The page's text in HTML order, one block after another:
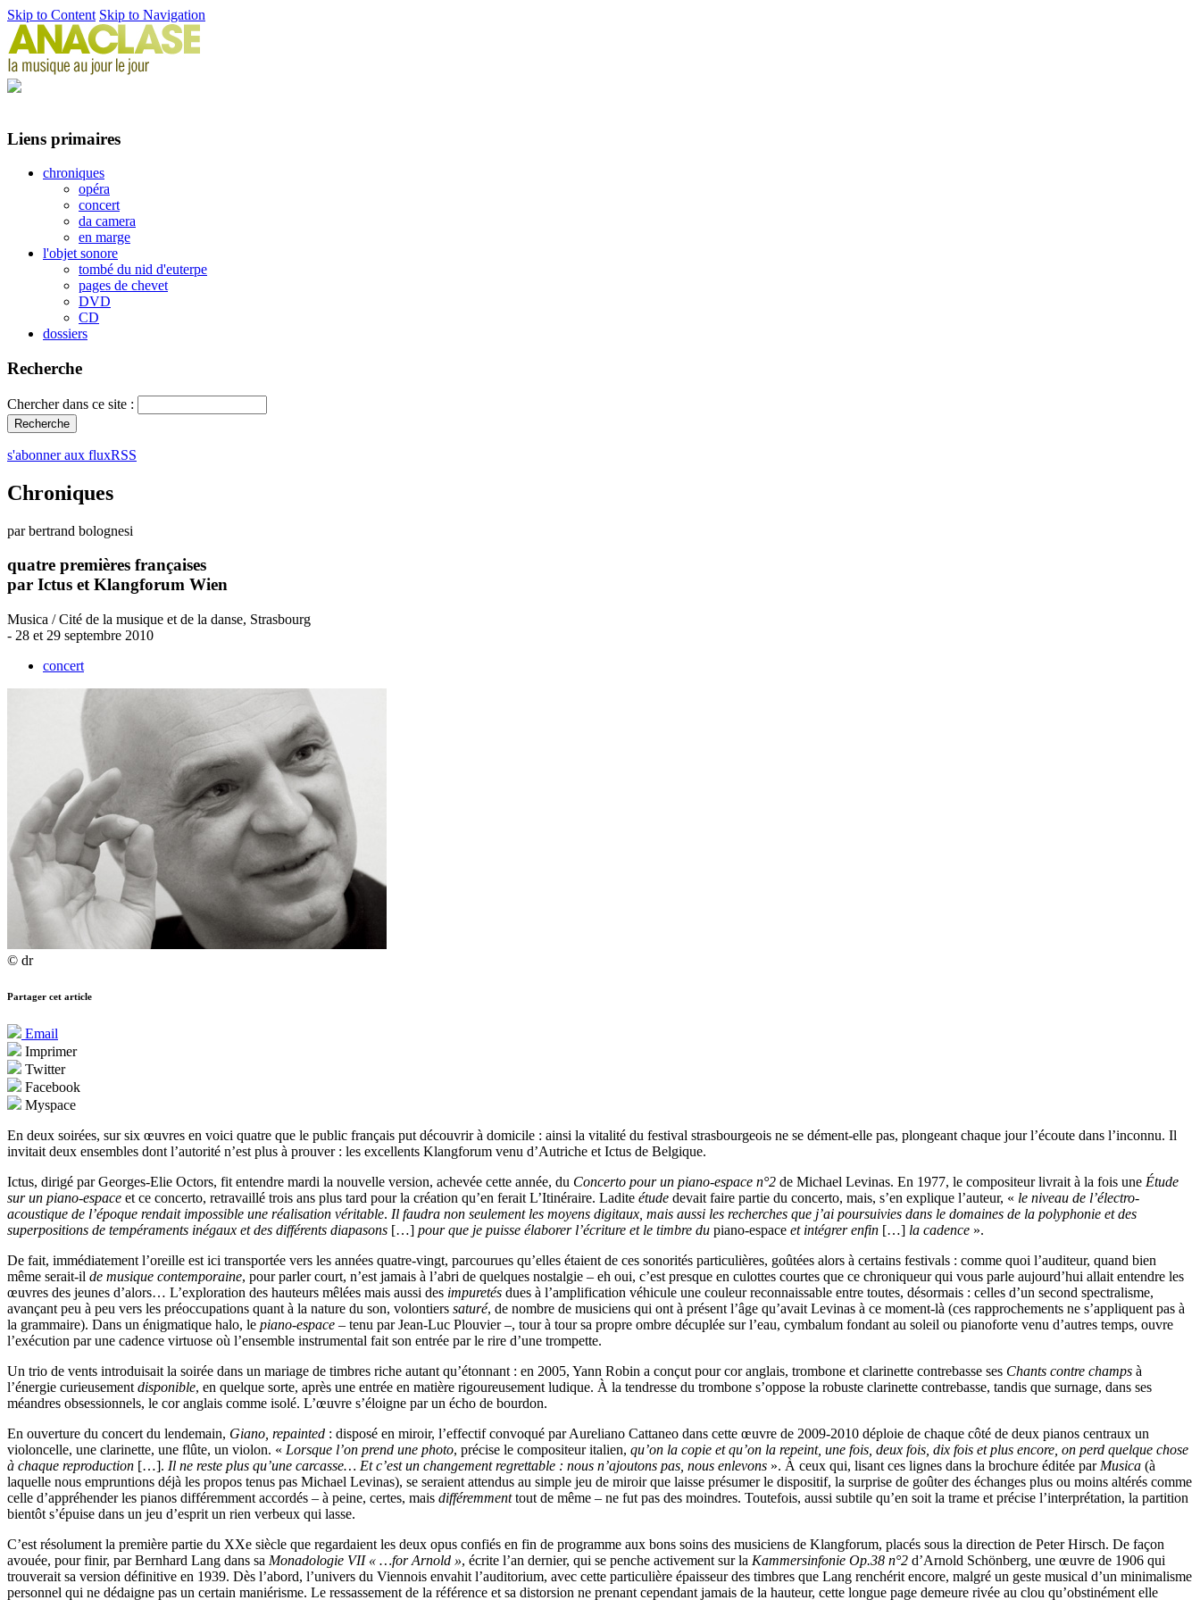
Skip to Content Skip to Navigation
Liens primaires
chroniques
opéra
concert
da camera
en marge
l'objet sonore
tombé du nid d'euterpe
pages de chevet
DVD
CD
dossiers
Recherche
Chercher dans ce site :
s'abonner aux fluxRSS
Chroniques
par bertrand bolognesi
quatre premières françaises
par Ictus et Klangforum Wien
Musica / Cité de la musique et de la danse, Strasbourg
- 28 et 29 septembre 2010
concert
© dr
Partager cet article
Email
Imprimer
Twitter
Facebook
Myspace
En deux soirées, sur six œuvres en voici quatre que le public français put découvrir à domicile : ainsi la vitalité du festival strasbourgeois ne se dément-elle pas, plongeant chaque jour l’écoute dans l’inconnu. Il
invitait deux ensembles dont l’autorité n’est plus à prouver : les excellents Klangforum venu d’Autriche et Ictus de Belgique.
Ictus, dirigé par Georges-Elie Octors, fit entendre mardi la nouvelle version, achevée cette année, du Concerto pour un piano-espace n°2 de Michael Levinas. En 1977, le compositeur livrait à la fois une Étude
sur un piano-espace et ce concerto, retravaillé trois ans plus tard pour la création qu’en ferait L’Itinéraire. Ladite étude devait faire partie du concerto, mais, s’en explique l’auteur, « le niveau de l’électro-
acoustique de l’époque rendait impossible une réalisation véritable. Il faudra non seulement les moyens digitaux, mais aussi les recherches que j’ai poursuivies dans le domaines de la polyphonie et des
superpositions de tempéraments inégaux et des différents diapasons […] pour que je puisse élaborer l’écriture et le timbre du piano-espace et intégrer enfin […] la cadence ».
De fait, immédiatement l’oreille est ici transportée vers les années quatre-vingt, parcourues qu’elles étaient de ces sonorités particulières, goûtées alors à certains festivals : comme quoi l’auditeur, quand bien
même serait-il de musique contemporaine, pour parler court, n’est jamais à l’abri de quelques nostalgie – eh oui, c’est presque en culottes courtes que ce chroniqueur qui vous parle aujourd’hui allait entendre les
œuvres des jeunes d’alors… L’exploration des hauteurs mêlées mais aussi des impuretés dues à l’amplification véhicule une couleur reconnaissable entre toutes, désormais : celles d’un second spectralisme,
avançant peu à peu vers les préoccupations quant à la nature du son, volontiers saturé, de nombre de musiciens qui ont à présent l’âge qu’avait Levinas à ce moment-là (ces rapprochements ne s’appliquent pas à
la grammaire). Dans un énigmatique halo, le piano-espace – tenu par Jean-Luc Plouvier –, tour à tour sa propre ombre décuplée sur l’eau, cymbalum fondant au soleil ou pianoforte venu d’autres temps, ouvre
l’exécution par une cadence virtuose où l’ensemble instrumental fait son entrée par le rire d’une trompette.
Un trio de vents introduisait la soirée dans un mariage de timbres riche autant qu’étonnant : en 2005, Yann Robin a conçut pour cor anglais, trombone et clarinette contrebasse ses Chants contre champs à
l’énergie curieusement disponible, en quelque sorte, après une entrée en matière rigoureusement ludique. À la tendresse du trombone s’oppose la robuste clarinette contrebasse, tandis que surnage, dans ses
méandres obsessionnels, le cor anglais comme isolé. L’œuvre s’éloigne par un écho de bourdon.
En ouverture du concert du lendemain, Giano, repainted : disposé en miroir, l’effectif convoqué par Aureliano Cattaneo dans cette œuvre de 2009-2010 déploie de chaque côté de deux pianos centraux un
violoncelle, une clarinette, une flûte, un violon. « Lorsque l’on prend une photo, précise le compositeur italien, qu’on la copie et qu’on la repeint, une fois, deux fois, dix fois et plus encore, on perd quelque chose
à chaque reproduction […]. Il ne reste plus qu’une carcasse… Et c’est un changement regrettable : nous n’ajoutons pas, nous enlevons ». À ceux qui, lisant ces lignes dans la brochure éditée par Musica (à
laquelle nous empruntions déjà les propos tenus pas Michael Levinas), se seraient attendus au simple jeu de miroir que laisse présumer le dispositif, la surprise de goûter des échanges plus ou moins altérés comme
celle d’appréhender les pianos différemment accordés – à peine, certes, mais différemmenttout de même – ne fut pas des moindres. Toutefois, aussi subtile qu’en soit la trame et précise l’interprétation, la partition
bientôt s’épuise dans un jeu d’esprit un rien verbeux qui lasse.
C’est résolument la première partie du XXe siècle que regardaient les deux opus confiés en fin de programme aux bons soins des musiciens de Klangforum, placés sous la direction de Peter Hirsch. De façon
avouée, pour finir, par Bernhard Lang dans sa Monadologie VII « …for Arnold », écrite l’an dernier, qui se penche activement sur la Kammersinfonie Op.38 n°2 d’Arnold Schönberg, une œuvre de 1906 qui
trouverait sa version définitive en 1939. Dès l’abord, l’univers du Viennois envahit l’auditorium, avec cette particulière épaisseur des timbres que Lang renchérit encore, malgré un geste musical d’un minimalisme
personnel qui ne dédaigne pas un certain maniérisme. Le ressassement de la référence et sa distorsion ne prenant cependant jamais de la hauteur, cette longue page demeure rivée au clou qu’obstinément elle